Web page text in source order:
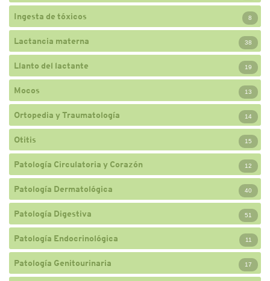
Ingesta de tóxicos 8
Lactancia materna 38
Llanto del lactante 19
Mocos 13
Ortopedia y Traumatología 14
Otitis 15
Patología Circulatoria y Corazón 12
Patología Dermatológica 40
Patología Digestiva 51
Patología Endocrinológica 11
Patología Genitourinaria 17